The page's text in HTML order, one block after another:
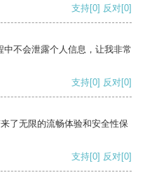
支持[0] 反对[0]
不会泄露个人信息，让我非常
支持[0] 反对[0]
了无限的流畅体验和安全性保
支持[0] 反对[0]